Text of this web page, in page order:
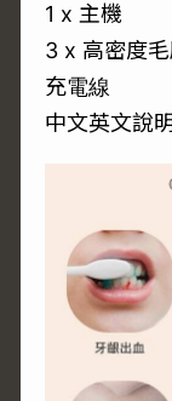
1 x 主機
3 x 高密度
充電線
中文英文說